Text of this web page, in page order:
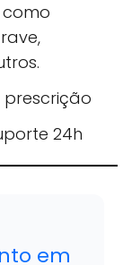
prescrição
24h
em